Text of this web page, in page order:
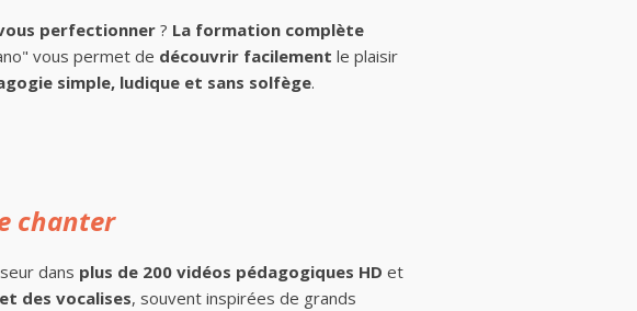
perfectionner ? La formation complète
vous permet de découvrir facilement le plaisir
simple, ludique et sans solfège.
chanter
dans plus de 200 vidéos pédagogiques HD et
des vocalises, souvent inspirées de grands